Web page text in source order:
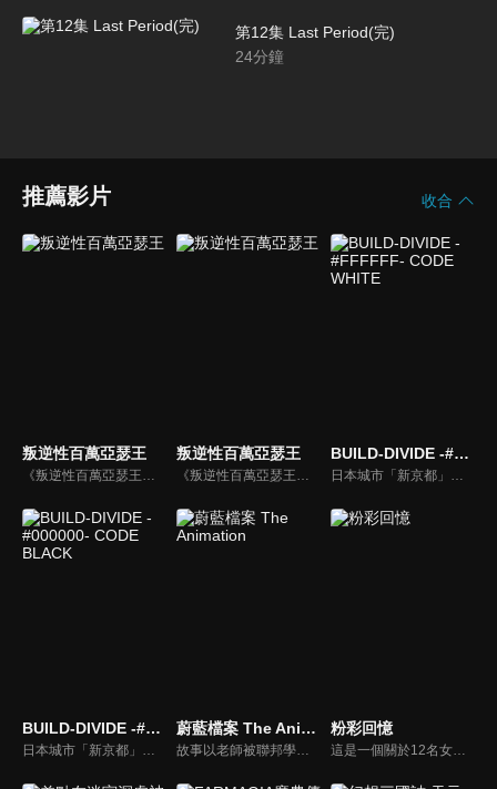
第12集 Last Period(完)
24分鐘
推薦影片 收合
叛逆性百萬亞瑟王
《叛逆性百萬亞瑟王》是由 SQUARE ENIX 與網易聯合開發的《百萬亞瑟王》系列新作，作為《百萬亞瑟王》新作的一環同步展開了電視動畫的企劃。其故事以 100 萬人的亞瑟王與 100 萬把的聖劍做為開端展開。該系列作至今推出多款手機遊戲，在日本與亞洲各地也有著一定程度的人氣。
叛逆性百萬亞瑟王
《叛逆性百萬亞瑟王》是由 SQUARE ENIX 與網易聯合開發的《百萬亞瑟王》系列新作，作為《百萬亞瑟王》新作的一環同步展開了電視動畫的企劃。其故事以 100 萬人的亞瑟王與 100 萬把的聖劍做為開端展開。該系列作至今推出多款手機遊戲，在日本與亞洲各地也有著一定程度的人氣。
BUILD-DIVIDE -#FFFFFF- CODE WHITE
日本城市「新京都」受到名為「BUILD DIVIDE」的卡片遊戲主宰，並由最強的「王」統治著城市。城市中有一項謠言：「藉由 BUILD DIVIDE 取勝於王，任何願望實現方能實現」。少年藏部照人為了此目的，在神祕少女晩華櫻良的引導下投身加入了這場名為「重構」（リビルド）的戰鬥之中。
BUILD-DIVIDE -#000000- CODE BLACK
日本城市「新京都」受到名為「BUILD DIVIDE」的卡片遊戲主宰，並由最強的「王」統治著城市。城市中有一項謠言：「藉由 BUILD DIVIDE 取勝於王，任何願望實現方能實現」。少年藏部照人為了此目的，在神祕少女晩華櫻良的引導下投身加入了這場名為「重構」（リビルド）的戰鬥之中。
蔚藍檔案 The Animation
故事以老師被聯邦學生會行政官七神琳叫醒，得知聯邦學生會長突然失蹤開始。與面對前來直轄區質詢的學生組織幹部們見面後，老師指揮她們與越獄的逃犯們交戰，來到了夏萊所屬建築前。在夏萊的地下室裡，七神琳撿起地上的希迪姆的箱子交給老師。
粉彩回憶
這是一個關於12名女生的故事，她們在秋葉原角落的一家名為「兔子小屋本鋪」的小店裡工作。為了打倒病毒，讓秋葉原恢復昔日的快樂，我們每天都在不斷努力！我們不懈戰鬥的理由，是為了保護大家與自己最喜愛的作品之間的那份「珍貴回憶」！